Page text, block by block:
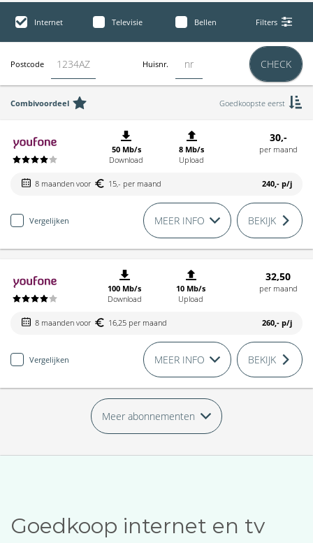
Internet Televisie Bellen Filters
Postcode Huisnr. CHECK
Combivoordeel Goedkoopste eerst
50 Mb/s
Download
8 Mb/s
Upload
30,-
per maand
8 maanden voor 15,- per maand 240,- p/j
Vergelijken MEER INFO BEKIJK
100 Mb/s
Download
10 Mb/s
Upload
32,50
per maand
8 maanden voor 16,25 per maand 260,- p/j
Vergelijken MEER INFO BEKIJK
Meer abonnementen
Goedkoop internet en tv